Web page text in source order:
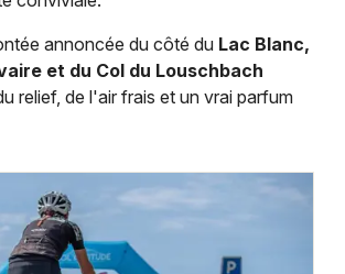
annoncée du côté du Lac Blanc,
et du Col du Louschbach
relief, de l'air frais et un vrai parfum